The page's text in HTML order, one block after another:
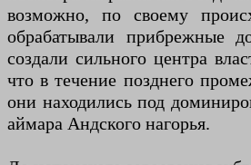
возможно, по своему
обрабатывали прибрежные
создали сильного центра
что в течение позднего
они находились под
аймара Андского нагорья.